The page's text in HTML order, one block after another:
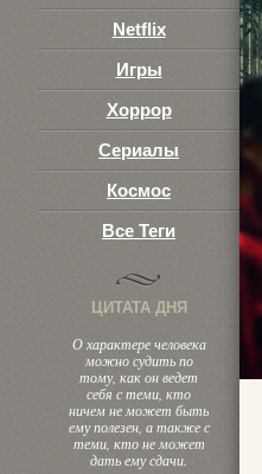
Netflix
Игры
Хоррор
Сериалы
Космос
Все Теги
ЦИТАТА ДНЯ
О характере человека
можно судить по
тому, как он ведет
себя с теми, кто
ничем не может быть
ему полезен, а также с
теми, кто не может
дать ему сдачи.